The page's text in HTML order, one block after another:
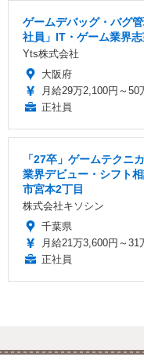
ゲームデバッグ・バグ
社員」IT・ゲーム業界
Yts株式会社
大阪府
月給29万2,100円～50
正社員
「27卒」ゲームテクニ
業界デビュー・シフト
市宮本2丁目
株式会社キソシン
千葉県
月給21万3,600円～31
正社員